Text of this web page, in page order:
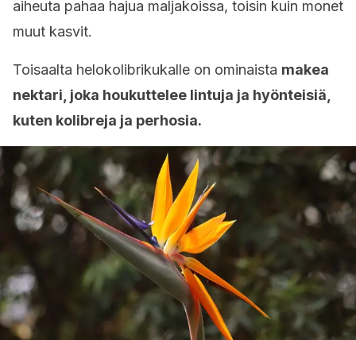
aiheuta pahaa hajua maljakoissa, toisin kuin monet
muut kasvit.
Toisaalta helokolibrikukalle on ominaista makea
nektari, joka houkuttelee lintuja ja hyönteisiä,
kuten kolibreja ja perhosia.